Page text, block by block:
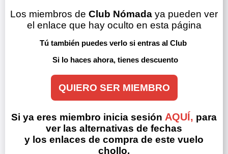
Los miembros de Club Nómada ya pueden ver
el enlace que hay oculto en esta página
Tú también puedes verlo si entras al Club
Si lo haces ahora, tienes descuento
QUIERO SER MIEMBRO
Si ya eres miembro inicia sesión AQUÍ, para
ver las alternativas de fechas
y los enlaces de compra de este vuelo
chollo.